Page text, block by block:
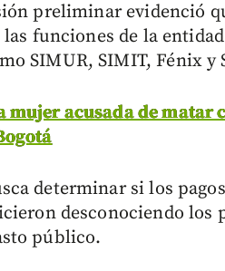
preliminar evidenció
funciones de la
SIMUR, SIMIT, Fénix y
mujer acusada de matar
determinar si los
desconociendo
público.